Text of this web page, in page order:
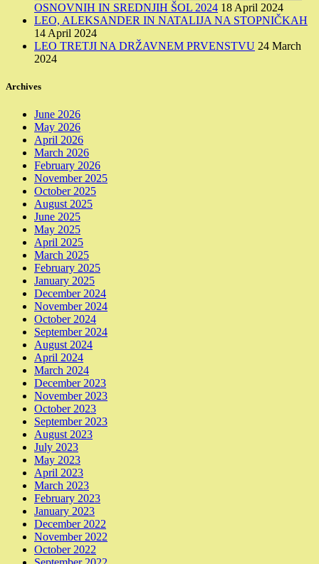
OSNOVNIH IN SREDNJIH ŠOL 2024 18 April 2024
LEO, ALEKSANDER IN NATALIJA NA STOPNIČKAH
14 April 2024
LEO TRETJI NA DRŽAVNEM PRVENSTVU 24 March
2024
Archives
June 2026
May 2026
April 2026
March 2026
February 2026
November 2025
October 2025
August 2025
June 2025
May 2025
April 2025
March 2025
February 2025
January 2025
December 2024
November 2024
October 2024
September 2024
August 2024
April 2024
March 2024
December 2023
November 2023
October 2023
September 2023
August 2023
July 2023
May 2023
April 2023
March 2023
February 2023
January 2023
December 2022
November 2022
October 2022